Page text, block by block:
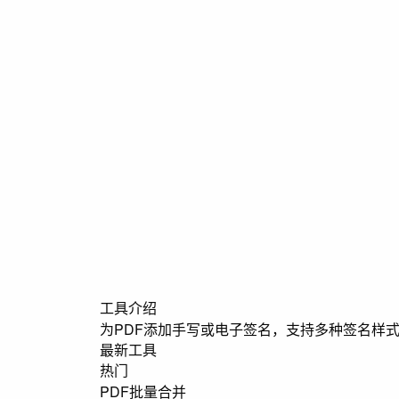
工具介绍
为PDF添加手写或电子签名，支持多种签名样式
最新工具
热门
PDF批量合并